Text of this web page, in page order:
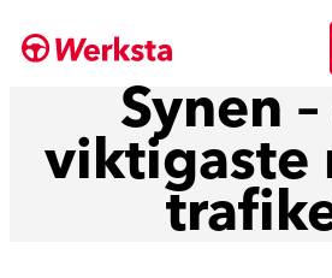
till
Vad önskar du att boka?
Digital skadebesiktning
Fota skadan med mobilen
Synen
viktigaste